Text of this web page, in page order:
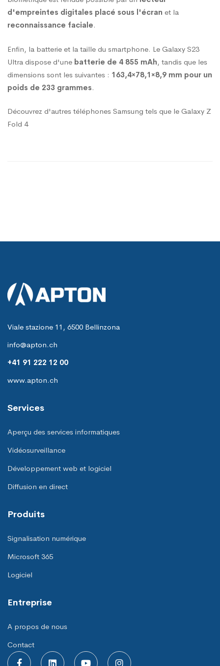
d'empreintes digitales placé sous l'écran et la
reconnaissance faciale.
Enfin, la batterie et la taille du smartphone. Le Galaxy S23
Ultra dispose d'une batterie de 4 855 mAh, tandis que les
dimensions sont les suivantes : 163,4×78,1×8,9 mm pour un
poids de 233 grammes.
Découvrez d'autres téléphones Samsung tels que le Galaxy Z
Fold 4
Viale stazione 11, 6500 Bellinzona
info@apton.ch
+41 91 222 12 00
www.apton.ch
Services
Aperçu des services informatiques
Vidéosurveillance
Développement web et logiciel
Diffusion en direct
Produits
Signalisation numérique
Microsoft 365
Logiciel
Entreprise
A propos de nous
Contact